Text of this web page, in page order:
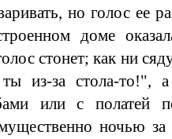
но голос ее
доме
стонет; как ни
ты из-за стола-то!",
или с полатей
ночью за